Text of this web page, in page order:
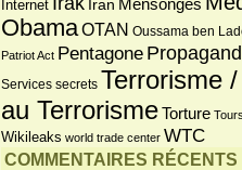
Internet Iran Mensonges
ObamaOTAN Oussama ben
Patriot Act Pentagone
Services secrets Terrorisme
au TerrorismeTorture
Wikileaks world trade center WTC
COMMENTAIRES RÉCENTS